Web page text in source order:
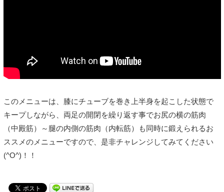
このメニューは、膝にチューブを巻き上半身を起こした状態で
キープしながら、両足の開閉を繰り返す事でお尻の横の筋肉
（中殿筋）～腿の内側の筋肉（内転筋）も同時に鍛えられるお
ススメのメニューですので、是非チャレンジしてみてください
(^O^)！！